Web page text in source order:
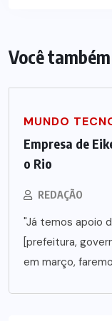
Você
MUNDO
Empresa de
o Rio
REDAÇÃO
"Já temos apoio
[prefeitura,
em março,